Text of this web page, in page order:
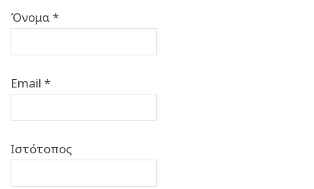
Όνομα*
Email *
Ιστότοπος